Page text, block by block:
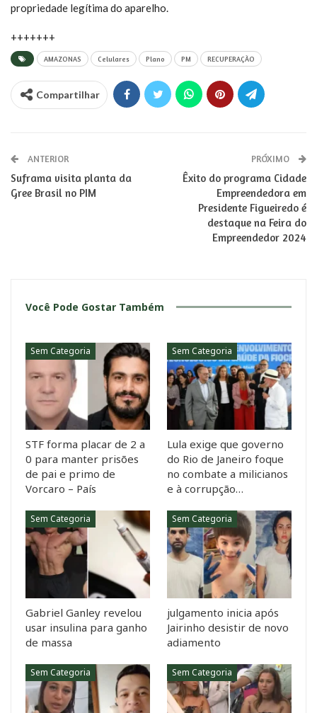
propriedade legítima do aparelho.
+++++++
AMAZONAS Celulares Plano PM RECUPERAÇÃO
Compartilhar
ANTERIOR
Suframa visita planta da
Gree Brasil no PIM
PRÓXIMO
Êxito do programa Cidade
Empreendedora em
Presidente Figueiredo é
destaque na Feira do
Empreendedor 2024
Você Pode Gostar Também
Sem Categoria
STF forma placar de 2 a
0 para manter prisões
de pai e primo de
Vorcaro – País
Sem Categoria
Lula exige que governo
do Rio de Janeiro foque
no combate a milicianos
e à corrupção…
Sem Categoria
Gabriel Ganley revelou
usar insulina para ganho
de massa
Sem Categoria
julgamento inicia após
Jairinho desistir de novo
adiamento
Sem Categoria Sem Categoria